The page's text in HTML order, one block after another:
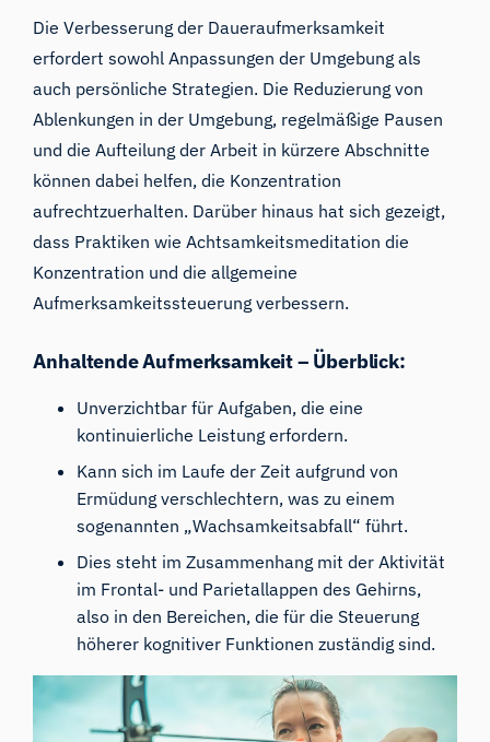
Die Verbesserung der Daueraufmerksamkeit
erfordert sowohl Anpassungen der Umgebung als
auch persönliche Strategien. Die Reduzierung von
Ablenkungen in der Umgebung, regelmäßige Pausen
und die Aufteilung der Arbeit in kürzere Abschnitte
können dabei helfen, die Konzentration
aufrechtzuerhalten. Darüber hinaus hat sich gezeigt,
dass Praktiken wie Achtsamkeitsmeditation die
Konzentration und die allgemeine
Aufmerksamkeitssteuerung verbessern.
Anhaltende Aufmerksamkeit – Überblick:
Unverzichtbar für Aufgaben, die eine
kontinuierliche Leistung erfordern.
Kann sich im Laufe der Zeit aufgrund von
Ermüdung verschlechtern, was zu einem
sogenannten „Wachsamkeitsabfall“ führt.
Dies steht im Zusammenhang mit der Aktivität
im Frontal- und Parietallappen des Gehirns,
also in den Bereichen, die für die Steuerung
höherer kognitiver Funktionen zuständig sind.